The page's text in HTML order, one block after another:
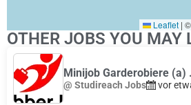
Leaflet |
OTHER JOBS YOU MAY
Minijob Garderobiere (a)
@ Studireach Jobs vor